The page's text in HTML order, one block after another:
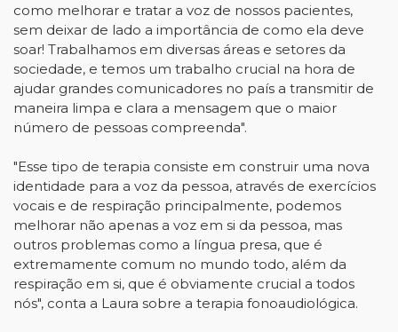
como melhorar e tratar a voz de nossos pacientes,
sem deixar de lado a importância de como ela deve
soar! Trabalhamos em diversas áreas e setores da
sociedade, e temos um trabalho crucial na hora de
ajudar grandes comunicadores no país a transmitir de
maneira limpa e clara a mensagem que o maior
número de pessoas compreenda".
"Esse tipo de terapia consiste em construir uma nova
identidade para a voz da pessoa, através de exercícios
vocais e de respiração principalmente, podemos
melhorar não apenas a voz em si da pessoa, mas
outros problemas como a língua presa, que é
extremamente comum no mundo todo, além da
respiração em si, que é obviamente crucial a todos
nós", conta a Laura sobre a terapia fonoaudiológica.